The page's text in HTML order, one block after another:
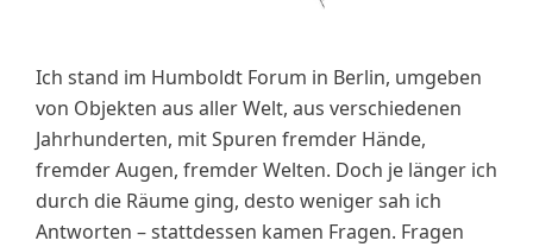
Ich stand im Humboldt Forum in Berlin, umgeben
von Objekten aus aller Welt, aus verschiedenen
Jahrhunderten, mit Spuren fremder Hände,
fremder Augen, fremder Welten. Doch je länger ich
durch die Räume ging, desto weniger sah ich
Antworten – stattdessen kamen Fragen. Fragen